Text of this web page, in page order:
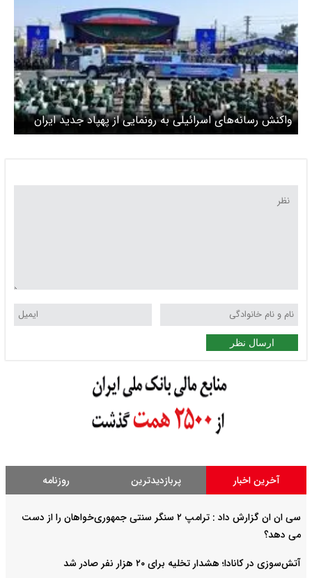
واکنش رسانه‌های اسرائیلی به رونمایی از پهپاد جدید ایران
ارسال نظر
آخرین اخبار پربازدیدترین روزنامه
سی ان ان گزارش داد : ترامپ ۲ سنگر سنتی جمهوری‌خواهان را از دست
می دهد؟
آتش‌سوزی در کانادا؛ هشدار تخلیه برای ۲۰ هزار نفر صادر شد